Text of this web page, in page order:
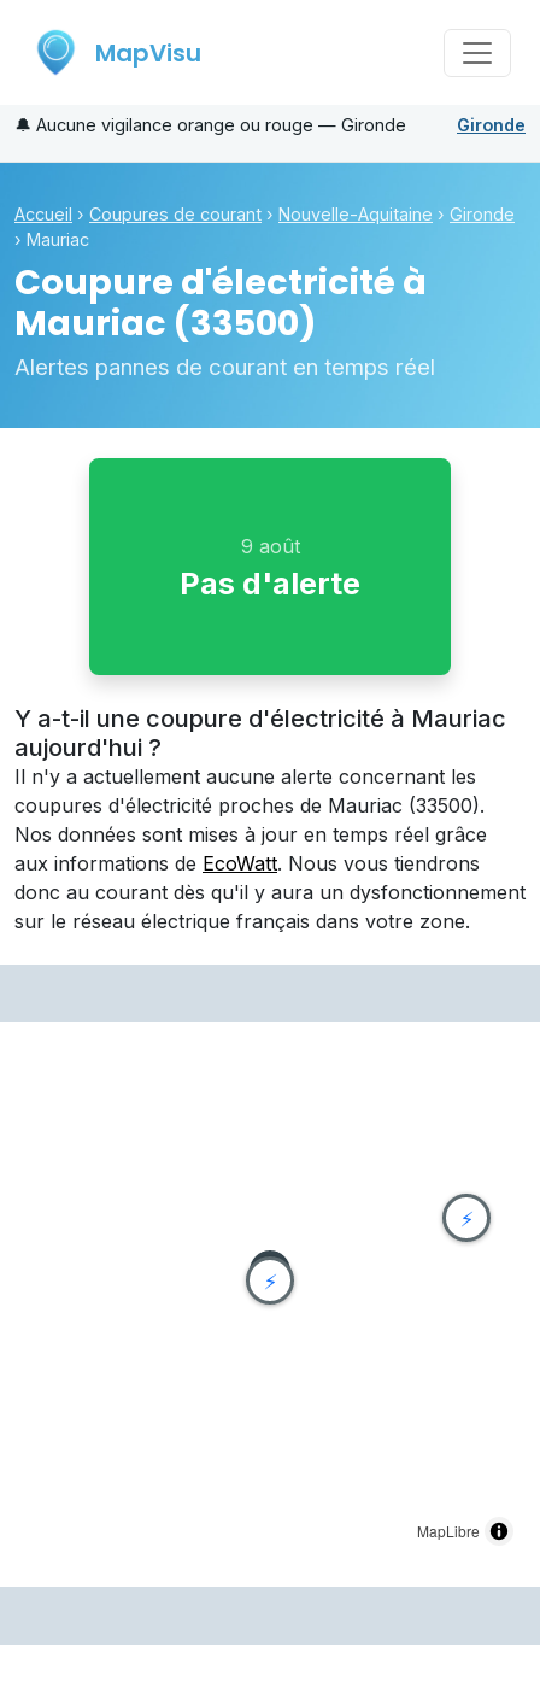
MapVisu
🔔 Aucune vigilance orange ou rouge — Gironde Gironde
Accueil › Coupures de courant › Nouvelle-Aquitaine › Gironde
› Mauriac
Coupure d'électricité à
Mauriac (33500)
Alertes pannes de courant en temps réel
9 août
Pas d'alerte
Y a-t-il une coupure d'électricité à Mauriac
aujourd'hui ?
Il n'y a actuellement aucune alerte concernant les
coupures d'électricité proches de Mauriac (33500).
Nos données sont mises à jour en temps réel grâce
aux informations de EcoWatt. Nous vous tiendrons
donc au courant dès qu'il y aura un dysfonctionnement
sur le réseau électrique français dans votre zone.
⚡
⚡
MapLibre